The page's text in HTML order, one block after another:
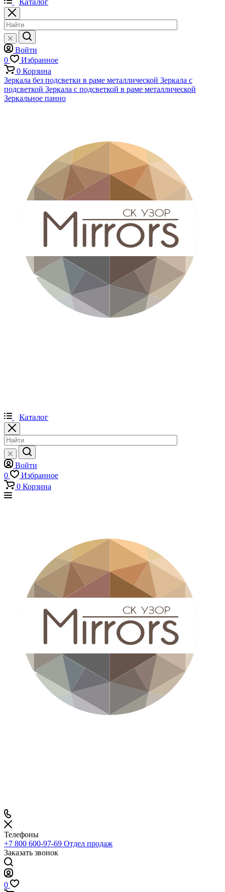
Войти
0
Избранное
0 Корзина
Зеркала без подсветки в раме металлической Зеркала с
подсветкой Зеркала с подсветкой в раме металлической
Зеркальное панно
Каталог
Войти
0
Избранное
0 Корзина
Телефоны
+7 800 600-97-69 Отдел продаж
Заказать звонок
0